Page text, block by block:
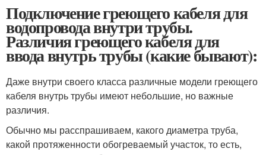
Подключение греющего кабеля для
водопровода внутри трубы.
Различия греющего кабеля для
ввода внутрь трубы (какие бывают):
Даже внутри своего класса различные модели греющего
кабеля внутрь трубы имеют небольшие, но важные
различия.
Обычно мы расспрашиваем, какого диаметра труба,
какой протяженности обогреваемый участок, то есть,